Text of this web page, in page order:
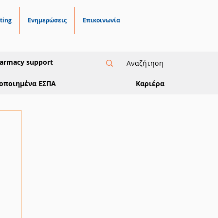
Ενημερώσεις Επικοινωνία
support
ΕΣΠΑ Καριέρα